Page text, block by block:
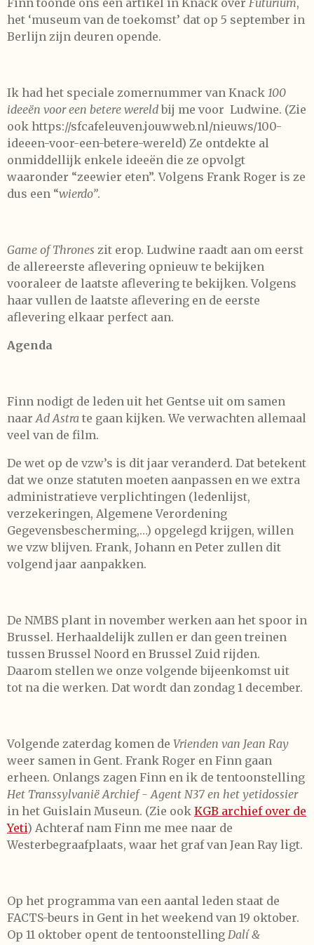
Finn toonde ons een artikel in Knack over Futurium,
het ‘museum van de toekomst’ dat op 5 september in
Berlijn zijn deuren opende.
Ik had het speciale zomernummer van Knack 100
ideeën voor een betere wereldbij me voor Ludwine. (Zie
ook https://sfcafeleuven.jouwweb.nl/nieuws/100-
ideeen-voor-een-betere-wereld) Ze ontdekte al
onmiddellijk enkele ideeën die ze opvolgt
waaronder “zeewier eten”. Volgens Frank Roger is ze
dus een “wierdo”.
Game of Thrones zit erop. Ludwine raadt aan om eerst
de allereerste aflevering opnieuw te bekijken
vooraleer de laatste aflevering te bekijken. Volgens
haar vullen de laatste aflevering en de eerste
aflevering elkaar perfect aan.
Agenda
Finn nodigt de leden uit het Gentse uit om samen
naarAd Astra te gaan kijken. We verwachten allemaal
veel van de film.
De wet op de vzw’s is dit jaar veranderd. Dat betekent
dat we onze statuten moeten aanpassen en we extra
administratieve verplichtingen (ledenlijst,
verzekeringen, Algemene Verordening
Gegevensbescherming,…) opgelegd krijgen, willen
we vzw blijven. Frank, Johann en Peter zullen dit
volgend jaar aanpakken.
De NMBS plant in november werken aan het spoor in
Brussel. Herhaaldelijk zullen er dan geen treinen
tussen Brussel Noord en Brussel Zuid rijden.
Daarom stellen we onze volgende bijeenkomst uit
tot na die werken. Dat wordt dan zondag 1 december.
Volgende zaterdag komen de Vrienden van Jean Ray
weer samen in Gent. Frank Roger en Finn gaan
erheen. Onlangs zagen Finn en ik de tentoonstelling
Het Transsylvanië Archief - Agent N37 en het yetidossier
in het Guislain Museun. (Zie ook KGB archief over de
Yeti) Achteraf nam Finn me mee naar de
Westerbegraafplaats, waar het graf van Jean Ray ligt.
Op het programma van een aantal leden staat de
FACTS-beurs in Gent in het weekend van 19 oktober.
Op 11 oktober opent de tentoonstelling ​Dalí &